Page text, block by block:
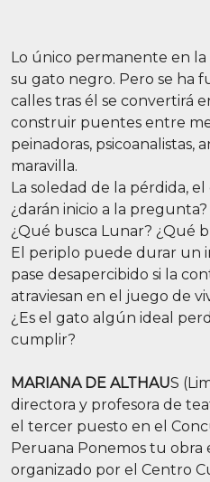
Lo único permanente en
su gato negro. Pero se ha
calles tras él se convertirá
construir puentes entre
peinadoras, psicoanalistas,
maravilla.
La soledad de la pérdida,
¿darán inicio a la pregunta?
¿Qué busca Lunar? ¿Qué
El periplo puede durar un
pase desapercibido si la
atraviesan en el juego de
¿Es el gato algún ideal
cumplir?
MARIANA DE ALTHAUS
directora y profesora de
el tercer puesto en el
Peruana Ponemos tu obra
organizado por el Centro